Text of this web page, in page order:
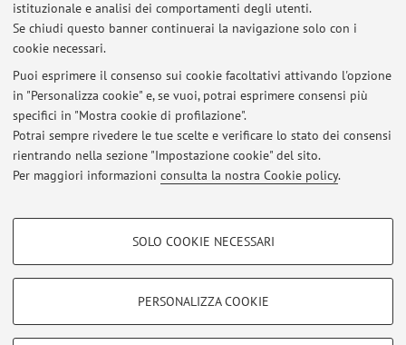
istituzionale e analisi dei comportamenti degli utenti.
Se chiudi questo banner continuerai la navigazione solo con i
cookie necessari.
Puoi esprimere il consenso sui cookie facoltativi attivando l'opzione
in "Personalizza cookie" e, se vuoi, potrai esprimere consensi più
specifici in "Mostra cookie di profilazione".
Potrai sempre rivedere le tue scelte e verificare lo stato dei consensi
rientrando nella sezione "Impostazione cookie" del sito.
Per maggiori informazioni consulta la nostra Cookie policy.
COOKIE DI PROFILAZIONE - FACOLTATIVI
SOLO COOKIE NECESSARI
PERSONALIZZA COOKIE
Al momento non risultano pubblicati appelli d’esame.
Ultimi avvisi
Collegamento Teams alla Lezione del 04.05
Pubblicato il: 04 maggio 2022
Area riservata
Accedi tramiteloginper gestire tutti i contenuti del sito.